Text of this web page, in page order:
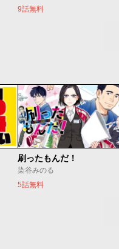
9話無料
刷ったもんだ！
染谷みのる
5話無料